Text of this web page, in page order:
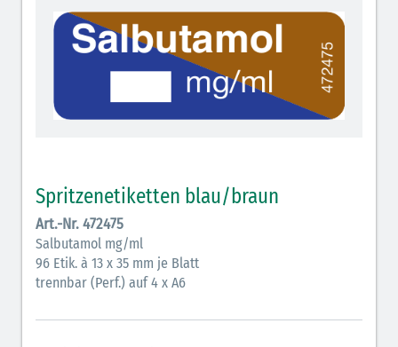
Opiate/Opioide (hellblau)
Opioid-Antagonisten (hellblau schraffiert)
Lokalanästhetika (grau)
schraffiert)
Anticholinergika (hellgrün)
Cholinergika (hellgrün schraffiert)
Spritzenetiketten blau/braun
Art.-Nr. 472475
Salbutamol mg/ml
96 Etik. à 13 x 35 mm je Blatt
trennbar (Perf.) auf 4 x A6